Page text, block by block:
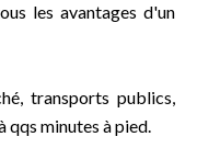
les avantages d'un
transports publics,
qqs minutes à pied.